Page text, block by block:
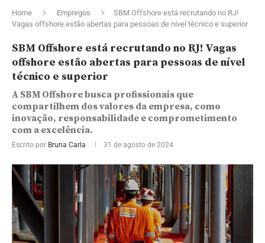
Home Empregos
SBM Offshore está recrutando no RJ!
Vagas offshore estão abertas para pessoas de nível técnico e superior
SBM Offshore está recrutando no RJ! Vagas
offshore estão abertas para pessoas de nível
técnico e superior
A SBM Offshore busca profissionais que
compartilhem dos valores da empresa, como
inovação, responsabilidade e comprometimento
com a excelência.
Escrito por Bruna Carla 31 de agosto de 2024